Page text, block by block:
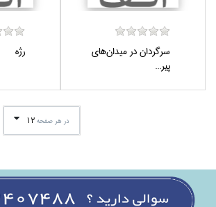
سرگردان در ميدان‌هاي
پير...
رژه
در هر صفحه12